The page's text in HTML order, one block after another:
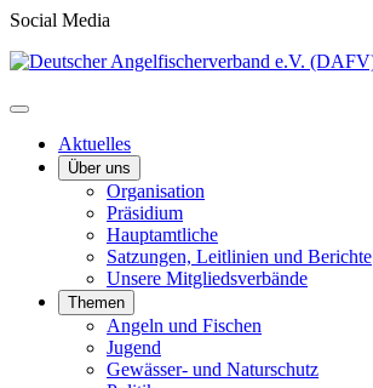
Social Media
Aktuelles
Über uns
Organisation
Präsidium
Hauptamtliche
Satzungen, Leitlinien und Berichte
Unsere Mitgliedsverbände
Themen
Angeln und Fischen
Jugend
Gewässer- und Naturschutz